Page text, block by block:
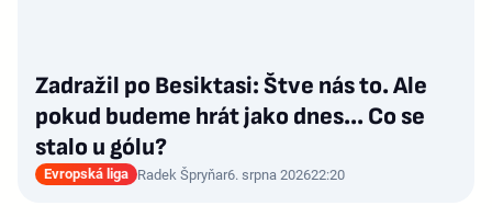
Zadražil po Besiktasi: Štve nás to. Ale
pokud budeme hrát jako dnes... Co se
stalo u gólu?
Evropská liga Radek Špryňar6. srpna 202622:20